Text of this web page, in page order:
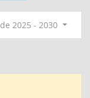
2025 - 2030